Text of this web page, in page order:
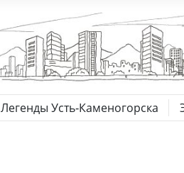
Легенды Усть-Каменогорска